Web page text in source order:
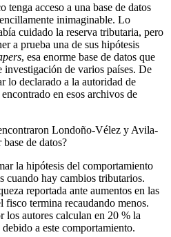
acceso a una base de datos
inimaginable. Lo
cuidado la reserva tributaria, pero
a prueba una de sus hipótesis
, esa enorme base de datos que
investigación de varios países. De
lo declarado a la autoridad de
en esos archivos de
Londoño-Vélez y Avila-
de datos?
la hipótesis del comportamiento
cuando hay cambios tributarios.
reportada ante aumentos en las
fisco termina recaudando menos.
los autores calculan en 20 % la
a este comportamiento.